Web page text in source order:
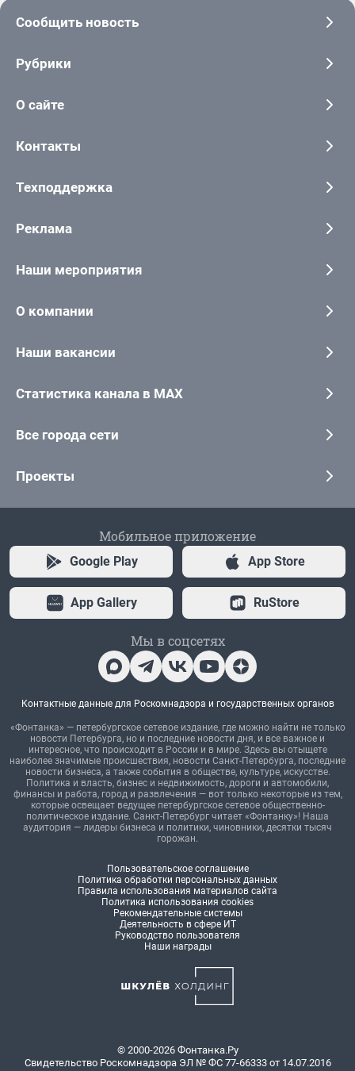
Сообщить новость
Рубрики
О сайте
Контакты
Техподдержка
Реклама
Наши мероприятия
О компании
Наши вакансии
Статистика канала в MAX
Все города сети
Проекты
Мобильное приложение
Google Play App Store
App Gallery RuStore
Мы в соцсетях
Контактные данные для Роскомнадзора и государственных органов
«Фонтанка» — петербургское сетевое издание, где можно найти не только
новости Петербурга, но и последние новости дня, и все важное и
интересное, что происходит в России и в мире. Здесь вы отыщете
наиболее значимые происшествия, новости Санкт-Петербурга, последние
новости бизнеса, а также события в обществе, культуре, искусстве.
Политика и власть, бизнес и недвижимость, дороги и автомобили,
финансы и работа, город и развлечения — вот только некоторые из тем,
которые освещает ведущее петербургское сетевое общественно-
политическое издание. Санкт-Петербург читает «Фонтанку»! Наша
аудитория — лидеры бизнеса и политики, чиновники, десятки тысяч
горожан.
Пользовательское соглашение
Политика обработки персональных данных
Правила использования материалов сайта
Политика использования cookies
Рекомендательные системы
Деятельность в сфере ИТ
Руководство пользователя
Наши награды
© 2000-2026 Фонтанка.Ру
Свидетельство Роскомнадзора ЭЛ № ФС 77-66333 от 14.07.2016